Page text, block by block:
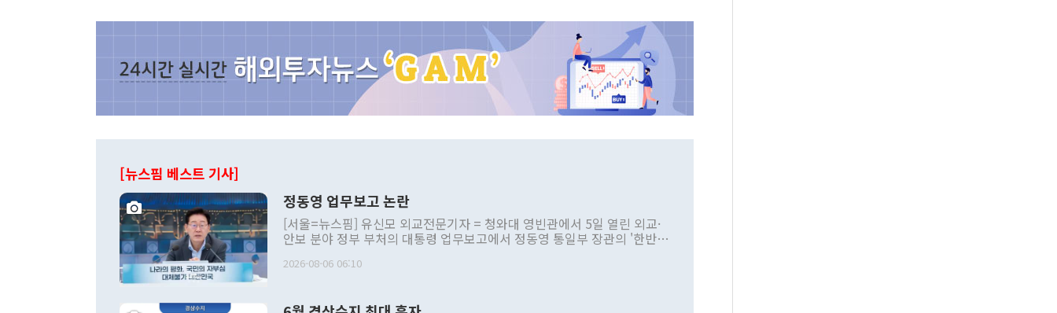
[뉴스핌 베스트 기사]
정동영 업무보고 논란
[서울=뉴스핌] 유신모 외교전문기자 = 청와대 영빈관에서 5일 열린 외교·
안보 분야 정부 부처의 대통령 업무보고에서 정동영 통일부 장관의 '한반도
발언 중에는 정부 내 조율을 거치지 않은 사안을 정책으로 추진하겠다고 공
2026-08-06 06:10